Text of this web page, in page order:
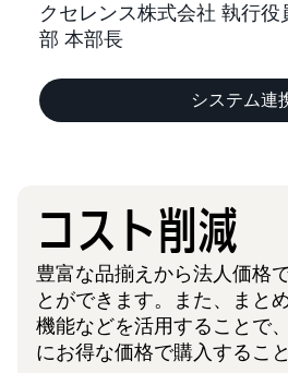
クセレンス株式会社 執行
部 本部長
システム連
コスト削減
豊富な品揃えから法人価格
とができます。また、まと
機能などを活用することで
にお得な価格で購入するこ